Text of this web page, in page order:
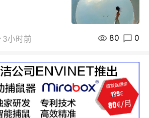
3小时前 80 0